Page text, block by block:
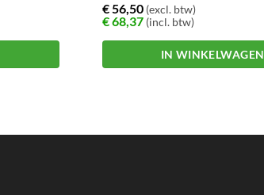
€56,50(excl. btw)
€68,37(incl. btw)
IN WINKELWAGEN